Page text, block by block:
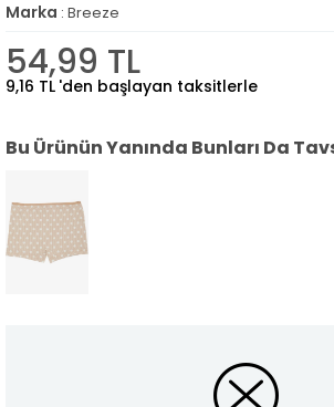
Marka : Breeze
54,99 TL
9,16 TL 'den başlayan taksitlerle
Bu Ürünün Yanında Bunları Da